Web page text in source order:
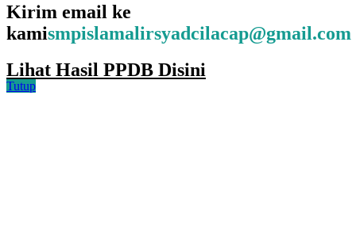
Kirim email ke
kamismpislamalirsyadcilacap@gmail.com
Lihat Hasil PPDB Disini
Tutup